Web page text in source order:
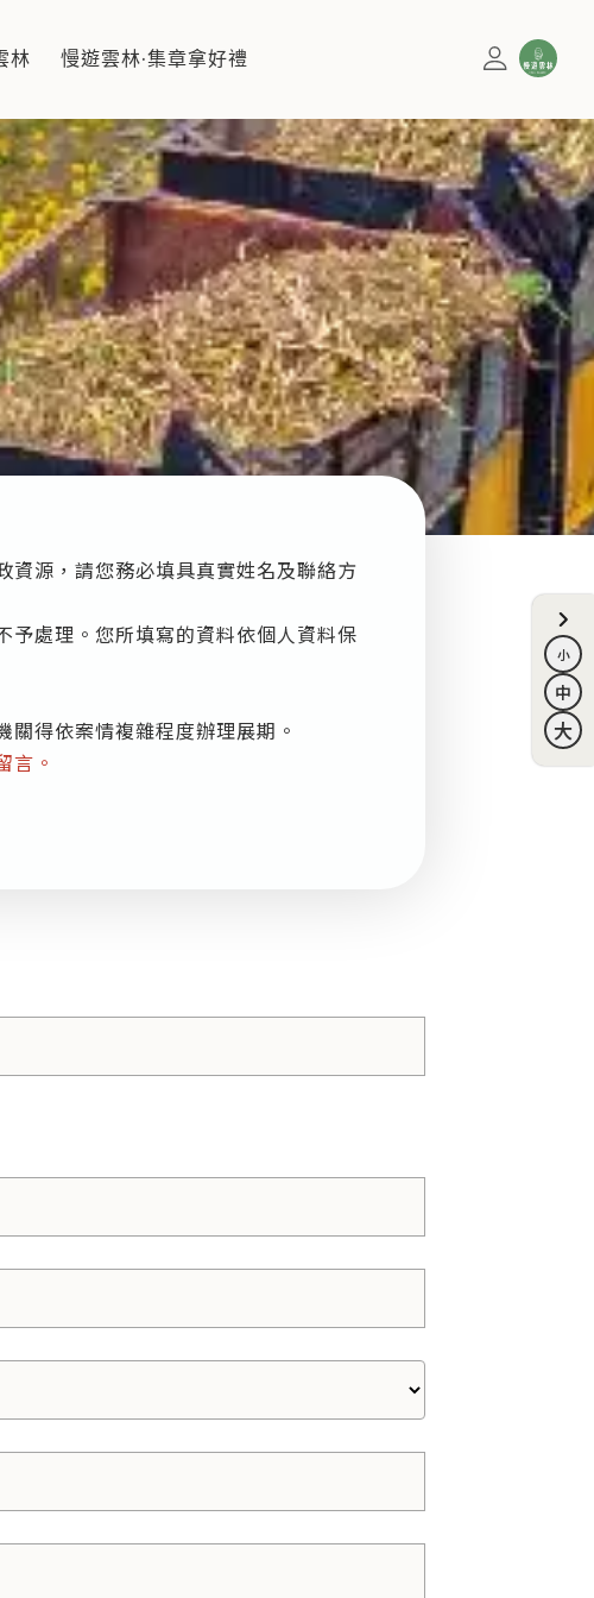
林 慢遊雲林·集章拿好禮
資源，請您務必填具真實姓名及聯絡方
予處理。您所填寫的資料依個人資料保
得依案情複雜程度辦理展期。
言。